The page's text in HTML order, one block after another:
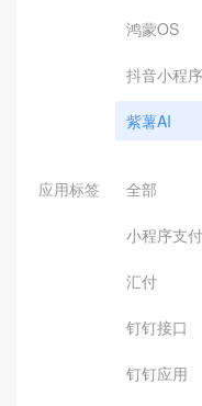
鸿蒙OS
抖音小程序
紫薯AI
应用标签 全部
小程序支付
汇付
钉钉接口
钉钉应用